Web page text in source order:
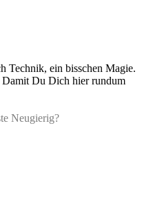
Technik, ein bisschen Magie.
Du Dich hier rundum
Neugierig?